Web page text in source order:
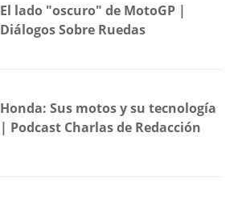
El lado "oscuro" de MotoGP |
Diálogos Sobre Ruedas
Honda: Sus motos y su tecnología
| Podcast Charlas de Redacción